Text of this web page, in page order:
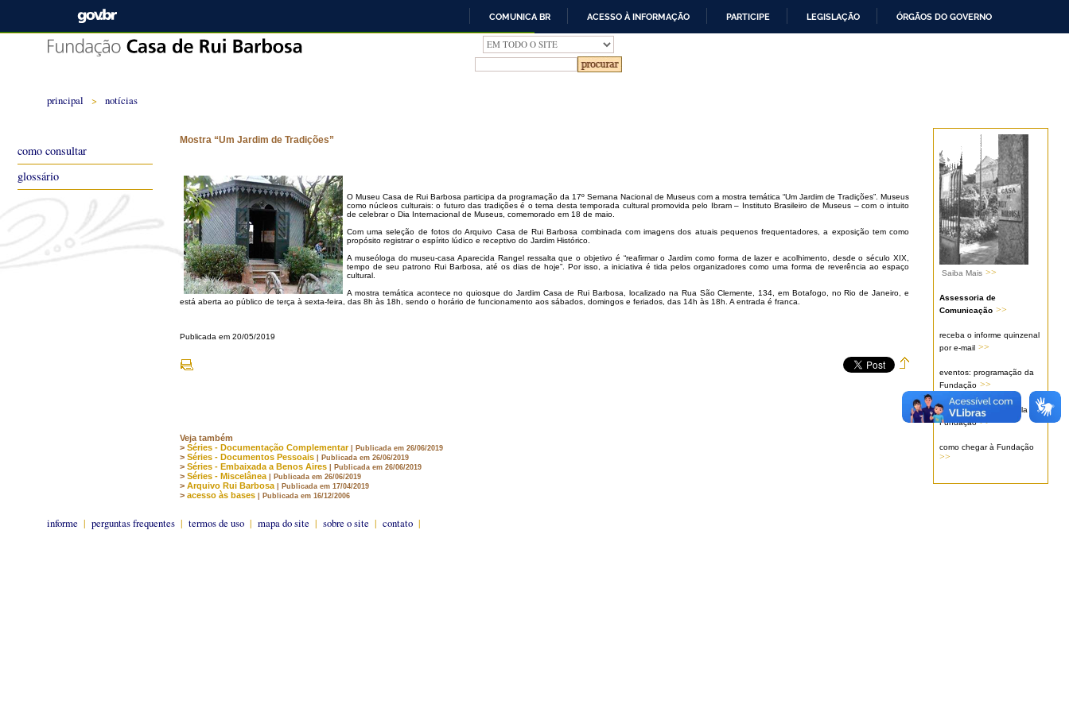
IR
PARA
O
CONTEÚDO
COMUNICA BR ACESSO À INFORMAÇÃO PARTICIPE LEGISLAÇÃO ÓRGÃOS DO GOVERNO
principal > notícias
Saiba Mais >>
Assessoria de
Comunicação >>
receba o informe quinzenal
por e-mail >>
eventos: programação da
Fundação >>
serviços oferecidos pela
Fundação >>
como chegar à Fundação
>>
Mostra “Um Jardim de Tradições”
O Museu Casa de Rui Barbosa participa da programação da 17º Semana Nacional de Museus com a mostra temática “Um Jardim de Tradições”. Museus
como núcleos culturais: o futuro das tradições é o tema desta temporada cultural promovida pelo Ibram – Instituto Brasileiro de Museus – com o intuito
de celebrar o Dia Internacional de Museus, comemorado em 18 de maio.
Com uma seleção de fotos do Arquivo Casa de Rui Barbosa combinada com imagens dos atuais pequenos frequentadores, a exposição tem como
propósito registrar o espírito lúdico e receptivo do Jardim Histórico.
A museóloga do museu-casa Aparecida Rangel ressalta que o objetivo é “reafirmar o Jardim como forma de lazer e acolhimento, desde o século XIX,
tempo de seu patrono Rui Barbosa, até os dias de hoje”. Por isso, a iniciativa é tida pelos organizadores como uma forma de reverência ao espaço
cultural.
A mostra temática acontece no quiosque do Jardim Casa de Rui Barbosa, localizado na Rua São Clemente, 134, em Botafogo, no Rio de Janeiro, e
está aberta ao público de terça à sexta-feira, das 8h às 18h, sendo o horário de funcionamento aos sábados, domingos e feriados, das 14h às 18h. A entrada é franca.
Publicada em 20/05/2019
Veja também
> Séries - Documentação Complementar | Publicada em 26/06/2019
> Séries - Documentos Pessoais | Publicada em 26/06/2019
> Séries - Embaixada a Benos Aires | Publicada em 26/06/2019
> Séries - Miscelânea | Publicada em 26/06/2019
> Arquivo Rui Barbosa | Publicada em 17/04/2019
> acesso às bases | Publicada em 16/12/2006
informe | perguntas frequentes | termos de uso | mapa do site | sobre o site | contato |
como consultar
glossário